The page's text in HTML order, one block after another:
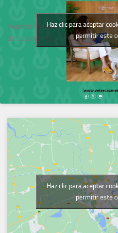
Podcast del Colegio
de Veterinarios
Haz clic para aceptar
permitir este
Haz clic para aceptar
permitir este